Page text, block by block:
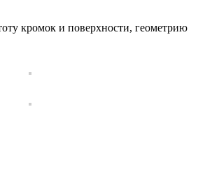
кромок и поверхности, геометрию